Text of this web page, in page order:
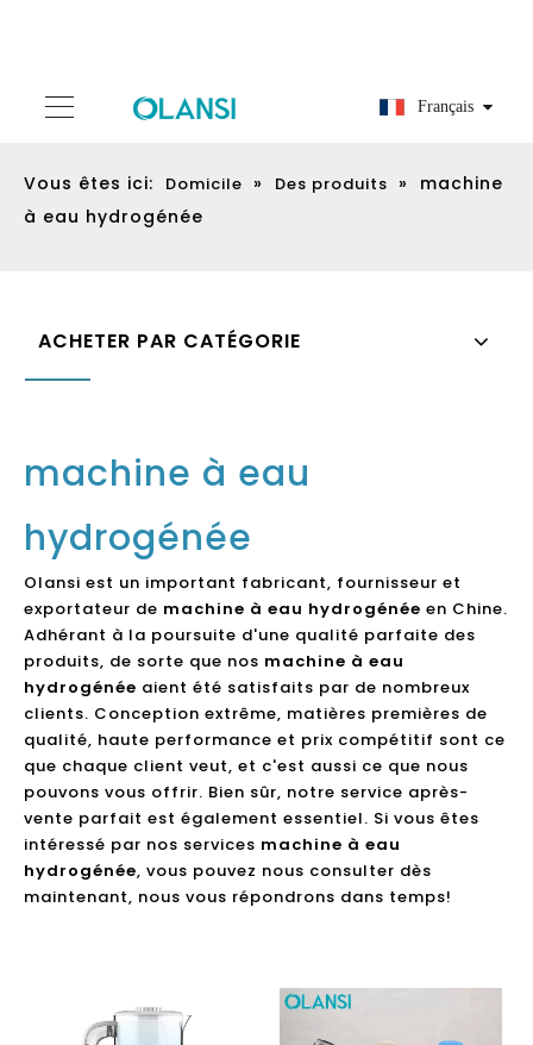
Français
Vous êtes ici: Domicile » Des produits »
machine
à eau hydrogénée
ACHETER PAR CATÉGORIE
machine à eau
hydrogénée
Olansi est un important fabricant, fournisseur et
exportateur de machine à eau hydrogénée en Chine.
Adhérant à la poursuite d'une qualité parfaite des
produits, de sorte que nos machine à eau
hydrogénée aient été satisfaits par de nombreux
clients. Conception extrême, matières premières de
qualité, haute performance et prix compétitif sont ce
que chaque client veut, et c'est aussi ce que nous
pouvons vous offrir. Bien sûr, notre service après-
vente parfait est également essentiel. Si vous êtes
intéressé par nos services machine à eau
hydrogénée, vous pouvez nous consulter dès
maintenant, nous vous répondrons dans temps!